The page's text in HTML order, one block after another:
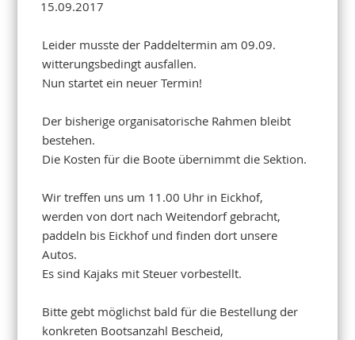
15.09.2017
Leider musste der Paddeltermin am 09.09.
witterungsbedingt ausfallen.
Nun startet ein neuer Termin!
Der bisherige organisatorische Rahmen bleibt
bestehen.
Die Kosten für die Boote übernimmt die Sektion.
Wir treffen uns um 11.00 Uhr in Eickhof,
werden von dort nach Weitendorf gebracht,
paddeln bis Eickhof und finden dort unsere
Autos.
Es sind Kajaks mit Steuer vorbestellt.
Bitte gebt möglichst bald für die Bestellung der
konkreten Bootsanzahl Bescheid,